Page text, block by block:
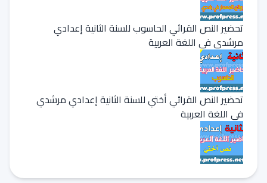
تحضير النص القرائي الحاسوب للسنة الثانية إعدادي
مرشدي في اللغة العربية
تحضير النص القرائي أختي للسنة الثانية إعدادي مرشدي
في اللغة العربية